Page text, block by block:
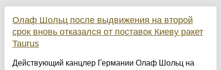
Олаф Шольц после выдвижения на второй
срок вновь отказался от поставок Киеву ракет
Taurus
Действующий канцлер Германии Олаф Шольц на